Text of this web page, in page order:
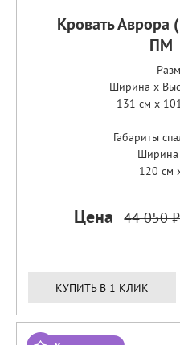
Кровать Аврора
ПМ
Ширина x
131 см x
Габариты
Ширина
120 см
Цена 44 050 ₽
КУПИТЬ В 1 КЛИК